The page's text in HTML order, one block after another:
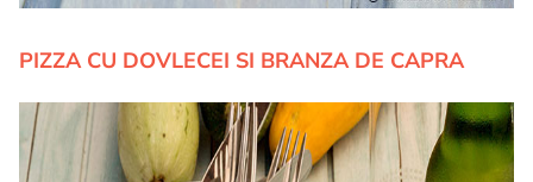
PIZZA CU DOVLECEI SI BRANZA DE CAPRA